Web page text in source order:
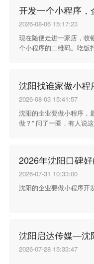
个习惯走，就会错过不少
二奢店来说不是锦上添花
开发一个小程序，
2026-08-06 15:17:23
现在随便走进一家店，收
个小程序的二维码。吃饭
沈阳找谁家做小
2026-08-03 15:41:57
沈阳的企业要做小程序，
做？” 问了一圈，有人说
2026年沈阳口碑
2026-07-31 10:33:00
沈阳的企业要做小程序开
2026-07-28 15:33:47